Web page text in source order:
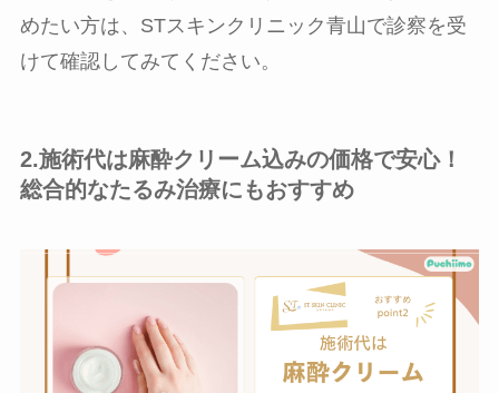
めたい方は、STスキンクリニック青山で診察を受
けて確認してみてください。
2.施術代は麻酔クリーム込みの価格で安心！
総合的なたるみ治療にもおすすめ